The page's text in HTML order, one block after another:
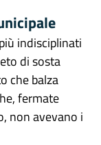
indisciplinati
di sosta
che balza
fermate
non avevano i